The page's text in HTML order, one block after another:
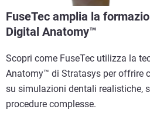
FuseTec amplia la
Digital Anatomy™
Scopri come FuseTec utilizza la
Anatomy™ di Stratasys per offrire
su simulazioni dentali realistiche,
procedure complesse.